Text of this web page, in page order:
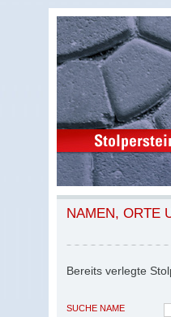
NAMEN, ORTE
Bereits verlegte
SUCHE NAME